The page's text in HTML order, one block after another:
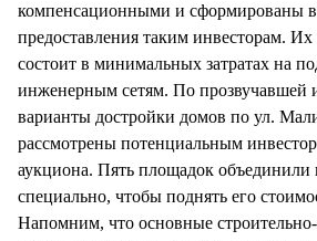
компенсационными и сформированы
предоставления таким инвесторам.
состоит в минимальных затратах на
инженерным сетям. По прозвучавшей
варианты достройки домов по ул.
рассмотрены потенциальным
аукциона. Пять площадок объединили
специально, чтобы поднять его
Напомним, что основные